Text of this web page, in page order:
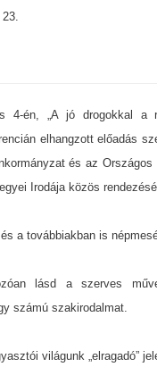
4-én, „A jó drogokkal a
elhangzott előadás
és az Országos
Irodája közös
a továbbiakban is
lásd a szerves
számú szakirodalmat.
világunk „elragadó”